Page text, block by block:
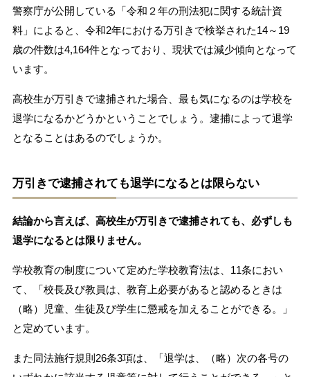
警察庁が公開している「令和２年の刑法犯に関する統計資
料」によると、令和2年における万引きで検挙された14～19
歳の件数は4,164件となっており、現状では減少傾向となって
います。
高校生が万引きで逮捕された場合、最も気になるのは学校を
退学になるかどうかということでしょう。逮捕によって退学
となることはあるのでしょうか。
万引きで逮捕されても退学になるとは限らない
結論から言えば、高校生が万引きで逮捕されても、必ずしも
退学になるとは限りません。
学校教育の制度について定めた学校教育法は、11条におい
て、「校長及び教員は、教育上必要があると認めるときは
（略）児童、生徒及び学生に懲戒を加えることができる。」
と定めています。
また同法施行規則26条3項は、「退学は、（略）次の各号の